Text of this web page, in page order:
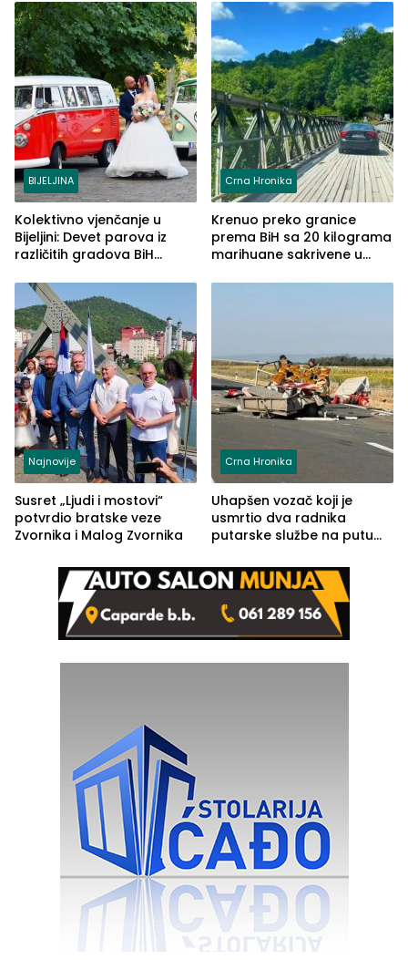
BIJELJINA
Kolektivno vjenčanje u
Bijeljini: Devet parova iz
različitih gradova BiH
Crna Hronika
Krenuo preko granice
prema BiH sa 20 kilograma
marihuane sakrivene u
Najnovije
Susret „Ljudi i mostovi“
potvrdio bratske veze
Zvornika i Malog Zvornika
Crna Hronika
Uhapšen vozač koji je
usmrtio dva radnika
putarske službe na putu
(FOTO)